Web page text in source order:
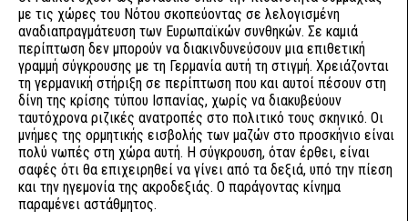
με τις χώρες του Νότου σκοπεύοντας σε λελογισμένη
αναδιαπραγμάτευση των Ευρωπαϊκών συνθηκών. Σε καμιά
περίπτωση δεν μπορούν να διακινδυνεύσουν μια επιθετική
γραμμή σύγκρουσης με τη Γερμανία αυτή τη στιγμή. Χρειάζονται
τη γερμανική στήριξη σε περίπτωση που και αυτοί πέσουν στη
δίνη της κρίσης τύπου Ισπανίας, χωρίς να διακυβεύουν
ταυτόχρονα ριζικές ανατροπές στο πολιτικό τους σκηνικό. Οι
μνήμες της ορμητικής εισβολής των μαζών στο προσκήνιο είναι
πολύ νωπές στη χώρα αυτή. Η σύγκρουση, όταν έρθει, είναι
σαφές ότι θα επιχειρηθεί να γίνει από τα δεξιά, υπό την πίεση
και την ηγεμονία της ακροδεξιάς. Ο παράγοντας κίνημα
παραμένει αστάθμητος.